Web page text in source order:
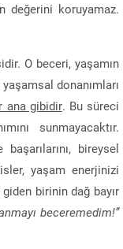
değerini koruyamaz.
O beceri, yaşamın
donanımları
ana gibidir. Bu süreci
sunmayacaktır.
bireysel
yaşam enerjinizi
giden birinin dağ bayır
beceremedim!”